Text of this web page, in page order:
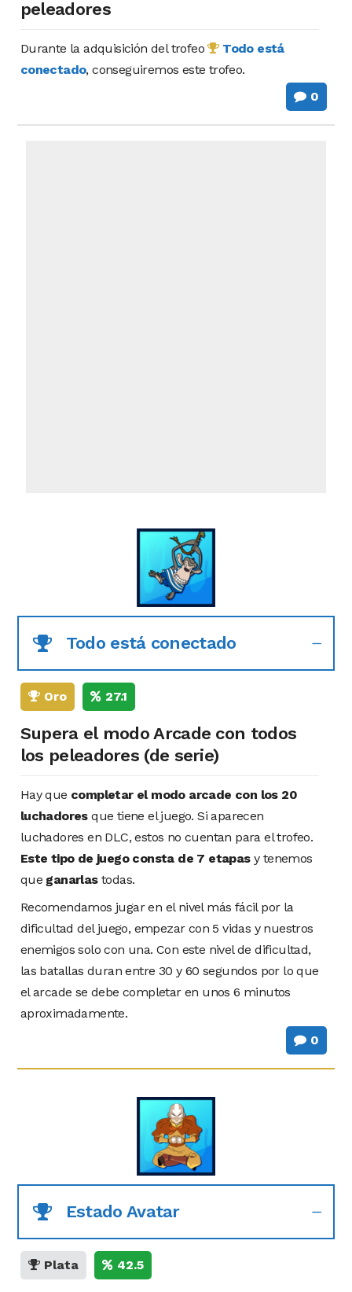
peleadores
Durante la adquisición del trofeo
Todo está
conectado, conseguiremos este trofeo.
0
Todo está conectado
Oro 27.1
Supera el modo Arcade con todos
los peleadores (de serie)
Hay que completar el modo arcade con los 20
luchadoresque tiene el juego. Si aparecen
luchadores en DLC, estos no cuentan para el trofeo.
Este tipo de juego consta de 7 etapasy tenemos
que ganarlastodas.
Recomendamos jugar en el nivel más fácil por la
dificultad del juego, empezar con 5 vidas y nuestros
enemigos solo con una. Con este nivel de dificultad,
las batallas duran entre 30 y 60 segundos por lo que
el arcade se debe completar en unos 6 minutos
aproximadamente.
0
Estado Avatar
Plata 42.5